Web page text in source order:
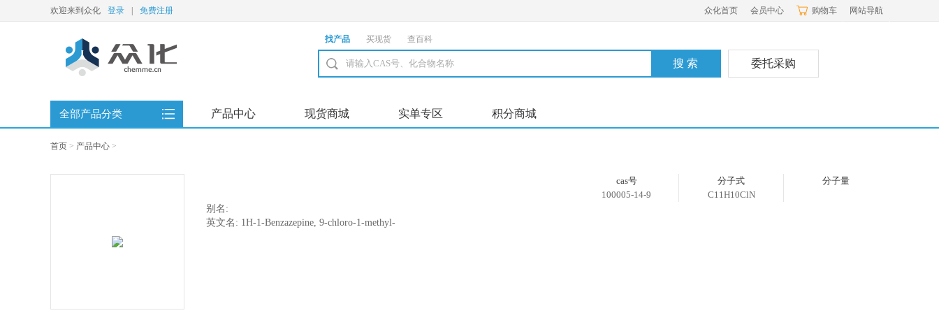
欢迎来到众化 登录 免费注册 众化首页 会员中心 购物车 网站导航
找产品 买现货 查百科
委托采购
全部产品分类 产品中心 现货商城 实单专区 积分商城
首页 > 产品中心 >
别名:
英文名: 1H-1-Benzazepine, 9-chloro-1-methyl-
cas号
100005-14-9
分子式
C11H10ClN
分子量